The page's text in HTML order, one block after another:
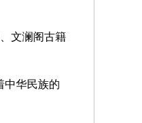
文澜阁古籍
中华民族的